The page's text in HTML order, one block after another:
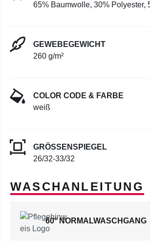
65% Baumwolle, 30% Polyester,
GEWEBEGEWICHT
260 g/m²
COLOR CODE & FARBE
weiß
GRÖSSENSPIEGEL
26/32-33/32
WASCHANLEITUNG
60° NORMALWASCHGANG